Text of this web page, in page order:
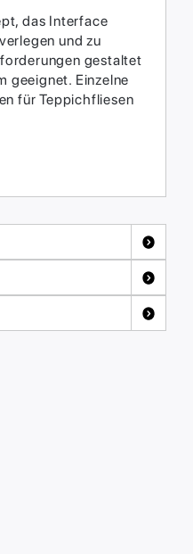
das Interface
und zu
gestaltet
geeignet. Einzelne
für Teppichfliesen